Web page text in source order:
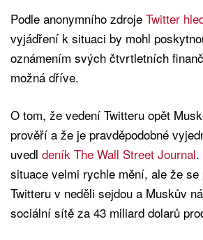
Podle anonymního zdroje Twitter
vyjádření k situaci by mohl
oznámením svých čtvrtletních
možná dříve.
O tom, že vedení Twitteru opět
prověří a že je pravděpodobné
uvedl deník The Wall Street Journal.
situace velmi rychle mění, ale že se
Twitteru v neděli sejdou a Muskův
sociální sítě za 43 miliard dolarů